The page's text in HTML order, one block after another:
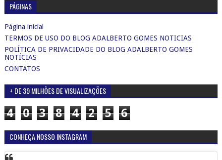
PÁGINAS
Página inicial
TERMOS DE USO DO BLOG ADALBERTO GOMES NOTICIAS
POLÍTICA DE PRIVACIDADE DO BLOG ADALBERTO GOMES
NOTÍCIAS
CONTATOS
+ DE 39 MILHÕES DE VISUALIZAÇÕES
4 0 3 8 4 2 5 6
CONHEÇA NOSSO INSTAGRAM